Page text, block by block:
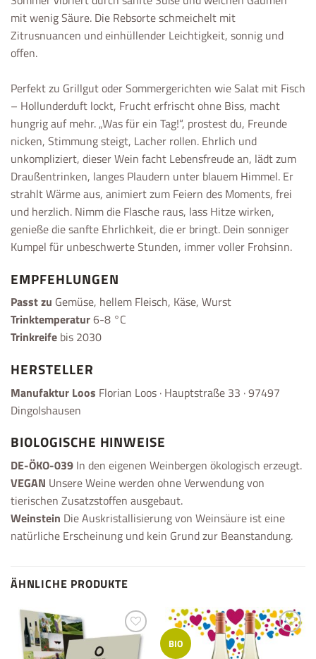
mit wenig Säure. Die Rebsorte schmeichelt mit
Zitrusnuancen und einhüllender Leichtigkeit, sonnig und
offen.
Perfekt zu Grillgut oder Sommergerichten wie Salat mit Fisch
– Hollunderduft lockt, Frucht erfrischt ohne Biss, macht
hungrig auf mehr. „Was für ein Tag!“, prostest du, Freunde
nicken, Stimmung steigt, Lacher rollen. Ehrlich und
unkompliziert, dieser Wein facht Lebensfreude an, lädt zum
Draußentrinken, langes Plaudern unter blauem Himmel. Er
strahlt Wärme aus, animiert zum Feiern des Moments, frei
und herzlich. Nimm die Flasche raus, lass Hitze wirken,
genieße die sanfte Ehrlichkeit, die er bringt. Dein sonniger
Kumpel für unbeschwerte Stunden, immer voller Frohsinn.
EMPFEHLUNGEN
Passt zu Gemüse, hellem Fleisch, Käse, Wurst
Trinktemperatur6-8 °C
Trinkreife bis 2030
HERSTELLER
Manufaktur Loos Florian Loos · Hauptstraße 33 · 97497
Dingolshausen
BIOLOGISCHE HINWEISE
DE-ÖKO-039 In den eigenen Weinbergen ökologisch erzeugt.
VEGAN Unsere Weine werden ohne Verwendung von
tierischen Zusatzstoffen ausgebaut.
Weinstein Die Auskristallisierung von Weinsäure ist eine
natürliche Erscheinung und kein Grund zur Beanstandung.
ÄHNLICHE PRODUKTE
Add to
wishlist
BIO